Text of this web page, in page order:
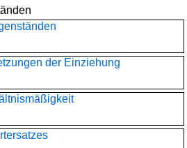
der Einziehung